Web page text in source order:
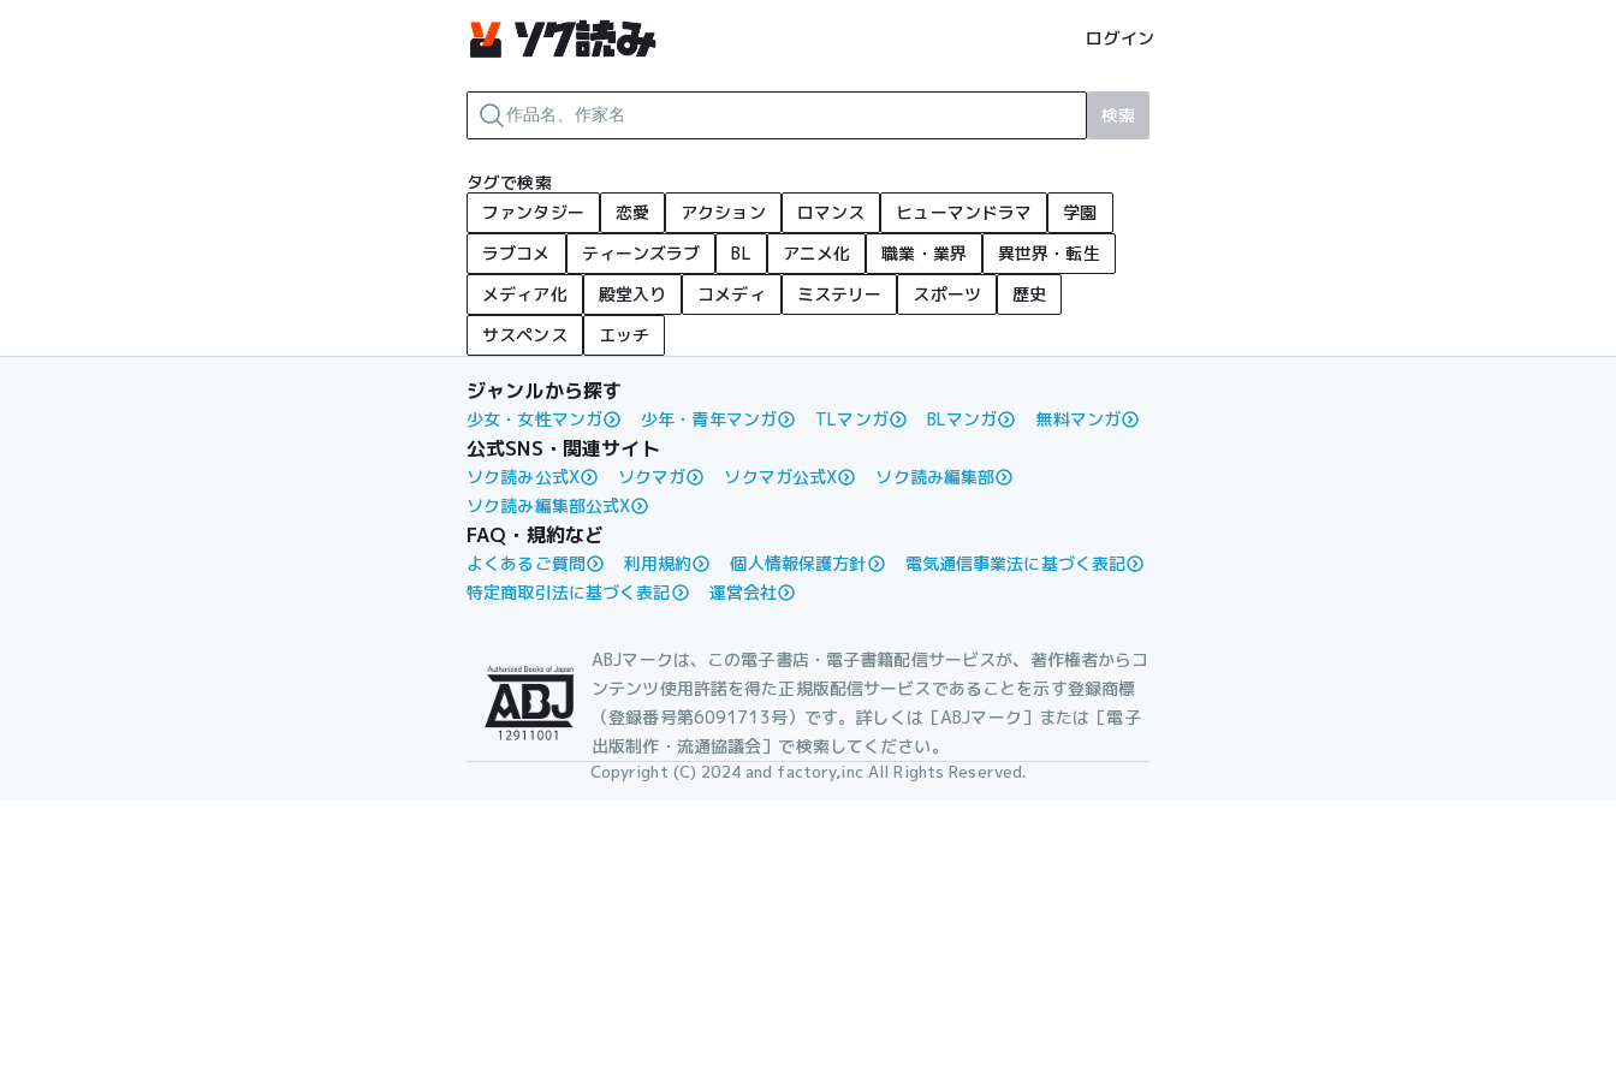
ログイン
検索
タグで検索
ファンタジー
恋愛 アクション ロマンス ヒューマンドラマ
学園
ラブコメ
ティーンズラブ BL アニメ化 職業・業界
異世界・転生
メディア化
殿堂入り コメディ ミステリー スポーツ
歴史
サスペンス
エッチ
ジャンルから探す
少女・女性マンガ 少年・青年マンガ TLマンガ BLマンガ 無料マンガ
公式SNS・関連サイト
ソク読み公式X ソクマガ ソクマガ公式X
ソク読み編集部
ソク読み編集部公式X
FAQ・規約など
よくあるご質問 利用規約 個人情報保護方針
電気通信事業法に基づく表記
特定商取引法に基づく表記
運営会社
ABJマークは、この電子書店・電子書籍配信サービスが、著作権者からコ
ンテンツ使用許諾を得た正規版配信サービスであることを示す登録商標
（登録番号第6091713号）です。詳しくは［ABJマーク］または［電子
出版制作・流通協議会］で検索してください。
Copyright (C) 2024 and factory,inc All Rights Reserved.